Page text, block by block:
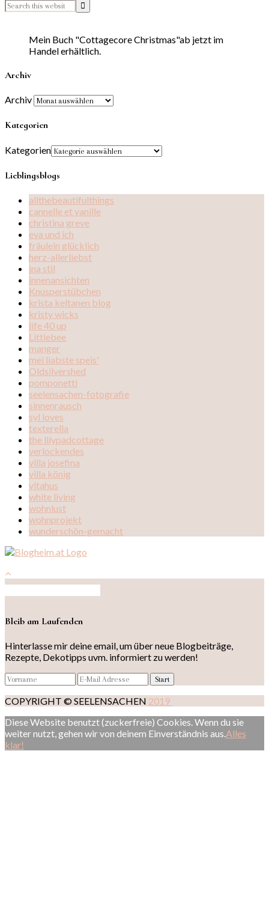
Mein Buch "Cottagecore Christmas"ab jetzt im
Handel erhältlich.
Archiv
Archiv
Kategorien
Kategorien
Lieblingsblogs
allthebeautifulthings
cannelle et vanille
christina greve
eva und ich
fräulein glücklich
herz-allerliebst
ina stil
innenansichten
Knusperstübchen
krista keltanen blog
kristy wicks
life 40 up
Littlebee
manger
mei liabste speis'
Oldsilvershed
pomponetti
seelensachen-fotografie
sinnenrausch
syl loves
texterella
the lilypadcottage
verlockendes
villa josefina
villa könig
vitahus
white living
wohnlust
wohnprojekt
wunderschön-gemacht
Bleib am Laufenden
Hinterlasse mir deine email, um über neue Blogbeiträge,
Rezepte, Dekotipps uvm. informiert zu werden!
COPYRIGHT © SEELENSACHEN 2019
Diese Website benutzt (zuckerfreie) Cookies. Wenn du sie
weiter nutzt, gehen wir von deinem Einverständnis aus. Alles
klar!